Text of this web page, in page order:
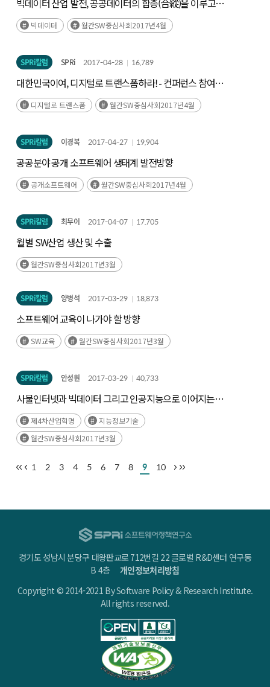
빅데이터 산업 발전, 공공데이터의 합종(合縱)을 이루고
연횡(連衡)을 피해야
빅데이터 월간SW중심사회2017년4월
SPRi칼럼 SPRi 2017-04-28 16,789
대한민국이여, 디지털로 트랜스폼하라! - 컨퍼런스 참여
후기
디지털로 트랜스폼 월간SW중심사회2017년4월
SPRi칼럼 이경복 2017-04-27 19,904
공공분야 공개 소프트웨어 생태계 발전방향
공개소프트웨어 월간SW중심사회2017년4월
SPRi칼럼 최무이 2017-04-07 17,705
월별 SW산업 생산 및 수출
월간SW중심사회2017년3월
SPRi칼럼 양병석 2017-03-29 18,873
소프트웨어 교육이 나가야 할 방향
SW교육 월간SW중심사회2017년3월
SPRi칼럼 안성원 2017-03-29 40,733
사물인터넷과 빅데이터 그리고 인공지능으로 이어지는
기술체인
제4차산업혁명
지능정보기술
월간SW중심사회2017년3월
1 2 3 4 5 6 7 8 9 10
경기도 성남시 분당구 대왕판교로 712번길 22 글로벌 R&D센터 연구동
B 4층개인정보처리방침
Copyright © 2014-2021 By Software Policy & Research Institute.
All rights reserved.